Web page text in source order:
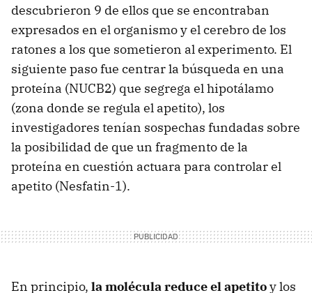
descubrieron 9 de ellos que se encontraban
expresados en el organismo y el cerebro de los
ratones a los que sometieron al experimento. El
siguiente paso fue centrar la búsqueda en una
proteína (NUCB2) que segrega el hipotálamo
(zona donde se regula el apetito), los
investigadores tenían sospechas fundadas sobre
la posibilidad de que un fragmento de la
proteína en cuestión actuara para controlar el
apetito (Nesfatin-1).
En principio, la molécula reduce el apetitoy los